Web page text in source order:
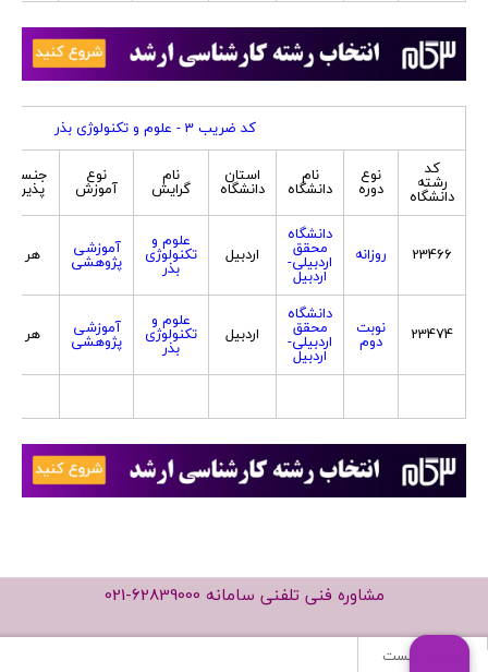
کد ضریب 3 - علوم و تکنولوژی بذر
کد
رشته
دانشگاه
نوع
دوره
نام
دانشگاه
استان
دانشگاه
نام
گرایش
نوع
آموزش
جنسیت
پذیرش
23466 روزانه
دانشگاه
محقق
اردبیلی-
اردبیل
اردبیل
علوم و
تکنولوژی
بذر
آموزشی
پژوهشی هر دو
23474 نوبت
دوم
دانشگاه
محقق
اردبیلی-
اردبیل
اردبیل
علوم و
تکنولوژی
بذر
آموزشی
پژوهشی هر دو
مشاوره فنی تلفنی سامانه 021-62839000
صفحه نخست